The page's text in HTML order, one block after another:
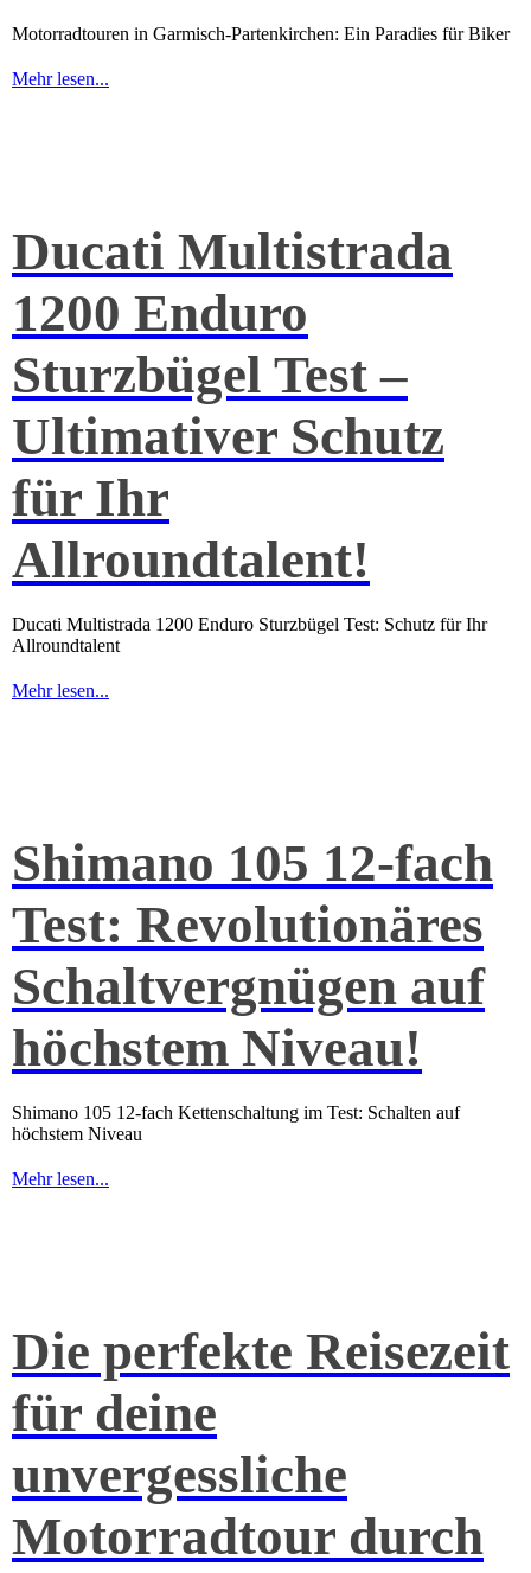
Motorradtouren in Garmisch-Partenkirchen: Ein Paradies für Biker
Mehr lesen...
Ducati Multistrada
1200 Enduro
Sturzbügel Test –
Ultimativer Schutz
für Ihr
Allroundtalent!
Ducati Multistrada 1200 Enduro Sturzbügel Test: Schutz für Ihr
Allroundtalent
Mehr lesen...
Shimano 105 12-fach
Test: Revolutionäres
Schaltvergnügen auf
höchstem Niveau!
Shimano 105 12-fach Kettenschaltung im Test: Schalten auf
höchstem Niveau
Mehr lesen...
Die perfekte Reisezeit
für deine
unvergessliche
Motorradtour durch